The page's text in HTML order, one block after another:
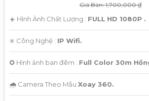
Giá Bán: 1,700,000 ₫
☀️ Hình Ành Chất Lượng : FULL HD 1080P .
✳️ Công Nghệ : IP Wifi.
✪ Hình ảnh ban đêm : Full Color 30m
🌧️ Camera Theo Mẫu Xoay 360.